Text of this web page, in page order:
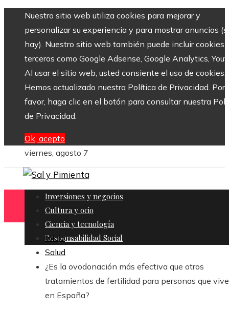
Nuestro sitio web utiliza cookies para mejorar y
personalizar su experiencia y para mostrar anuncios
hay). Nuestro sitio web también puede incluir cookies
terceros como Google Adsense, Google Analytics,
Al usar el sitio web, usted consiente el uso de cookies.
Hemos actualizado nuestra Política de Privacidad. Por
favor, haga clic en el botón para consultar nuestra
de Privacidad.
Ok, acepto
viernes, agosto 7
Inversiones y negocios
Cultura y ocio
Ciencia y tecnología
Responsabilidad Social
Inicio
Salud
¿Es la ovodonación más efectiva que otros
tratamientos de fertilidad para personas que
en España?